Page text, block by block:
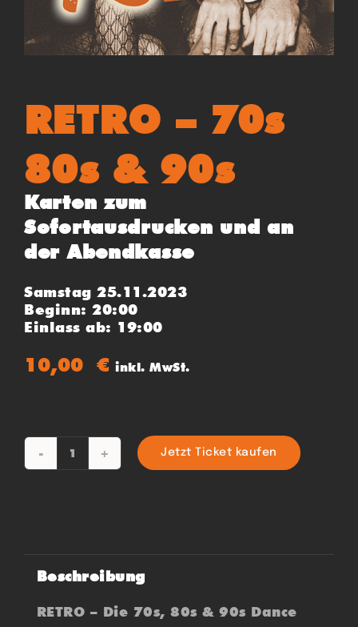
RETRO – 70s
80s & 90s
Karten zum
Sofortausdrucken und an
der Abendkasse
Samstag 25.11.2023
Beginn: 20:00
Einlass ab: 19:00
10,00€ inkl. MwSt.
RETRO
90s
Menge
Jetzt Ticket kaufen
Beschreibung
RETRO – Die 70s, 80s & 90s Dance